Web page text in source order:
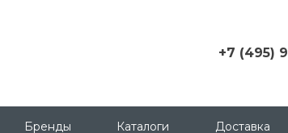
+7 (495)
г. Москва, ул.
Грузинский
Бренды Каталоги Доставка